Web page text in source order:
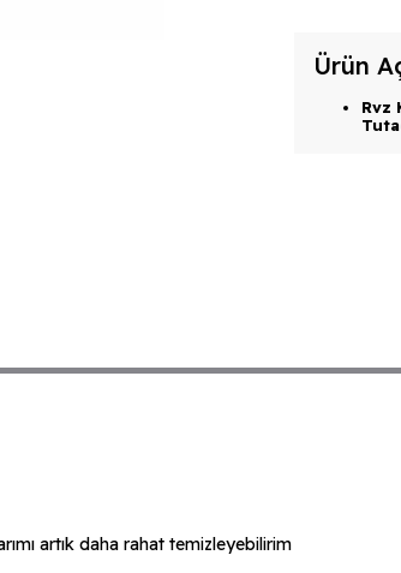
Ürün
Rvz
artık daha rahat temizleyebilirim